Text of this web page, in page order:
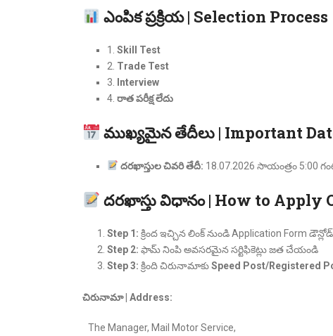
ఎంపిక ప్రక్రియ | Selection Process
1. Skill Test
2. Trade Test
3.
Interview
4. రాత పరీక్ష లేదు
ముఖ్యమైన తేదీలు | Important
దరఖాస్తుల చివరి తేదీ: 18.07.2026 సాయంత్రం 5:00
దరఖాస్తు విధానం | How to Apply
Step 1: క్రింద ఇచ్చిన లింక్ నుండి Application Form
Step 2: ఫామ్ నింపి అవసరమైన సర్టిఫికెట్లు జత చేయండి
Step 3: క్రింది చిరునామాకుSpeed Post/Registered
చిరునామా | Address:
The Manager, Mail Motor Service,